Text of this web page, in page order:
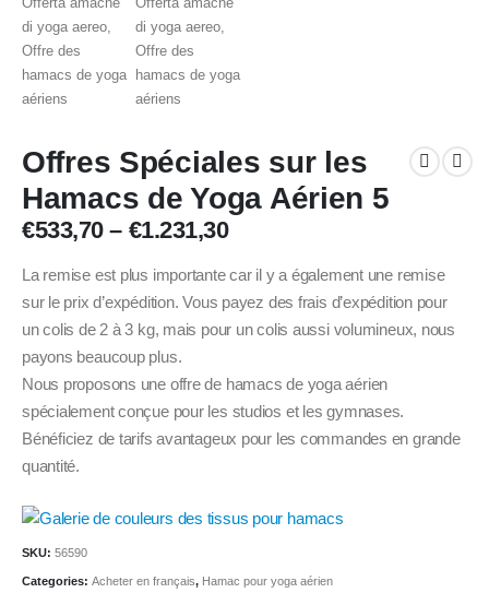
Offres Spéciales sur les
Hamacs de Yoga Aérien 5
€533,70 – €1.231,30Price
€533,70
through
€1.231,30
La remise est plus importante car il y a également une remise
sur le prix d’expédition. Vous payez des frais d’expédition pour
un colis de 2 à 3 kg, mais pour un colis aussi volumineux, nous
payons beaucoup plus.
Nous proposons une offre de hamacs de yoga aérien
spécialement conçue pour les studios et les gymnases.
Bénéficiez de tarifs avantageux pour les commandes en grande
quantité.
SKU: 56590
Categories: Acheter en français, Hamac pour yoga aérien